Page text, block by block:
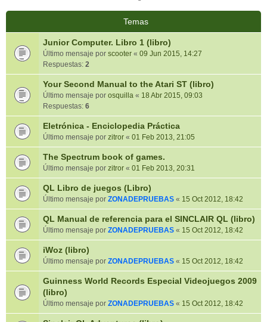
Temas
Junior Computer. Libro 1 (libro)
Último mensaje por scooter « 09 Jun 2015, 14:27
Respuestas: 2
Your Second Manual to the Atari ST (libro)
Último mensaje por osquilla « 18 Abr 2015, 09:03
Respuestas: 6
Eletrónica - Enciclopedia Práctica
Último mensaje por zitror « 01 Feb 2013, 21:05
The Spectrum book of games.
Último mensaje por zitror « 01 Feb 2013, 20:31
QL Libro de juegos (Libro)
Último mensaje por ZONADEPRUEBAS « 15 Oct 2012, 18:42
QL Manual de referencia para el SINCLAIR QL (libro)
Último mensaje por ZONADEPRUEBAS « 15 Oct 2012, 18:42
iWoz (libro)
Último mensaje por ZONADEPRUEBAS « 15 Oct 2012, 18:42
Guinness World Records Especial Videojuegos 2009
(libro)
Último mensaje por ZONADEPRUEBAS « 15 Oct 2012, 18:42